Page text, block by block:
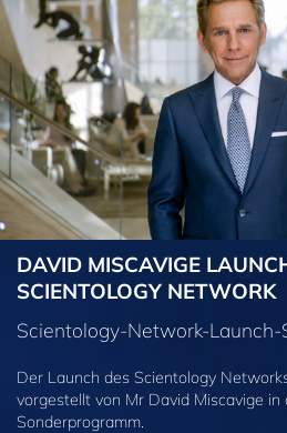
DAVID MISCAVIGE
SCIENTOLOGY NETWORK
Scientology-Network-Launch-
Der Launch des Scientology
vorgestellt von Mr David Miscavige in
Sonderprogramm.